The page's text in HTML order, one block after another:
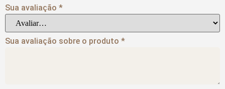
Sua avaliação *
Sua avaliação sobre o produto *